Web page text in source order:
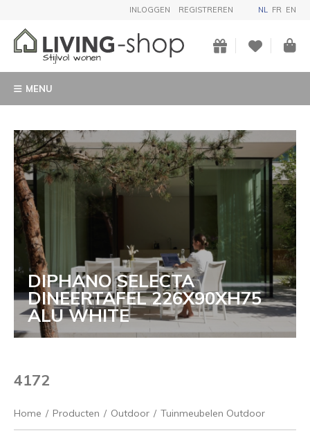
INLOGGEN REGISTREREN NL FR EN
MENU
DIPHANO SELECTA
DINEERTAFEL 226X90XH75
ALU WHITE
4172
Home / Producten / Outdoor / Tuinmeubelen Outdoor